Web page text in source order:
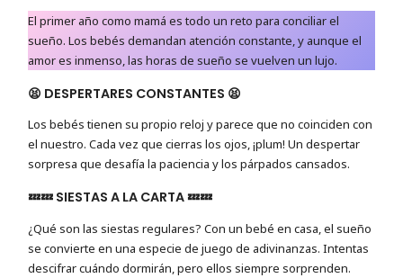
El primer año como mamá es todo un reto para conciliar el
sueño. Los bebés demandan atención constante, y aunque el
amor es inmenso, las horas de sueño se vuelven un lujo.
😫 DESPERTARES CONSTANTES 😫
Los bebés tienen su propio reloj y parece que no coinciden con
el nuestro. Cada vez que cierras los ojos, ¡plum! Un despertar
sorpresa que desafía la paciencia y los párpados cansados.
💤💤 SIESTAS A LA CARTA 💤💤
¿Qué son las siestas regulares? Con un bebé en casa, el sueño
se convierte en una especie de juego de adivinanzas. Intentas
descifrar cuándo dormirán, pero ellos siempre sorprenden.